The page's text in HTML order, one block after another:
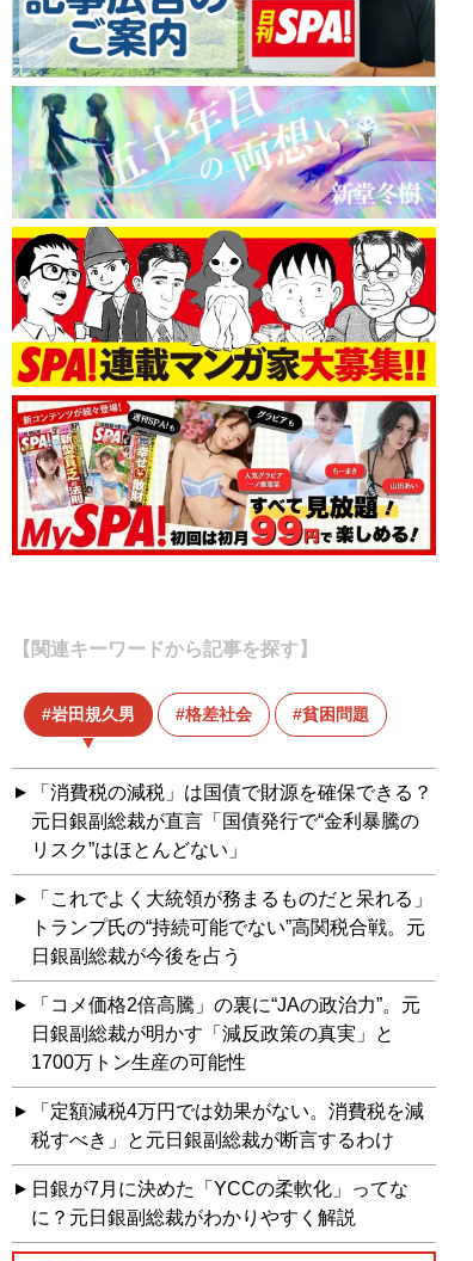
【関連キーワードから記事を探す】
岩田規久男 格差社会 貧困問題
「消費税の減税」は国債で財源を確保できる？
元日銀副総裁が直言「国債発行で“金利暴騰の
リスク”はほとんどない」
「これでよく大統領が務まるものだと呆れる」
トランプ氏の“持続可能でない”高関税合戦。元
日銀副総裁が今後を占う
「コメ価格2倍高騰」の裏に“JAの政治力”。元
日銀副総裁が明かす「減反政策の真実」と
1700万トン生産の可能性
「定額減税4万円では効果がない。消費税を減
税すべき」と元日銀副総裁が断言するわけ
日銀が7月に決めた「YCCの柔軟化」ってな
に？元日銀副総裁がわかりやすく解説